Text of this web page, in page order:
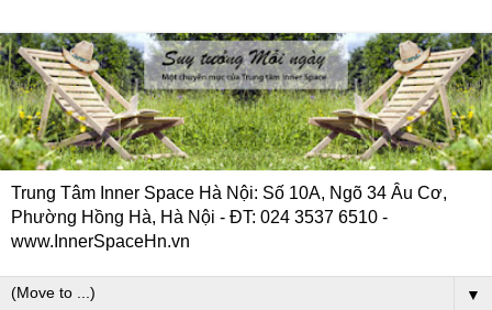
Trung Tâm Inner Space Hà Nội: Số 10A, Ngõ 34 Âu Cơ,
Phường Hồng Hà, Hà Nội - ĐT: 024 3537 6510 -
www.InnerSpaceHn.vn
▼